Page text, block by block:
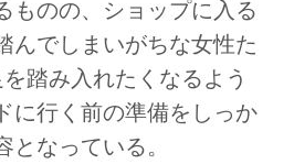
ものの、ショップに入る
んでしまいがちな女性た
踏み入れたくなるよう
に行く前の準備をしっか
となっている。